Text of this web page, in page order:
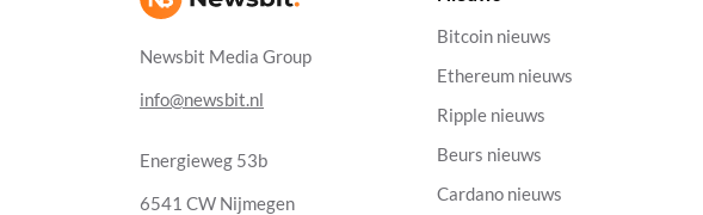
Newsbit Media Group
info@newsbit.nl
Energieweg 53b
6541 CW Nijmegen
Bitcoin nieuws
Ethereum nieuws
Ripple nieuws
Beurs nieuws
Cardano nieuws